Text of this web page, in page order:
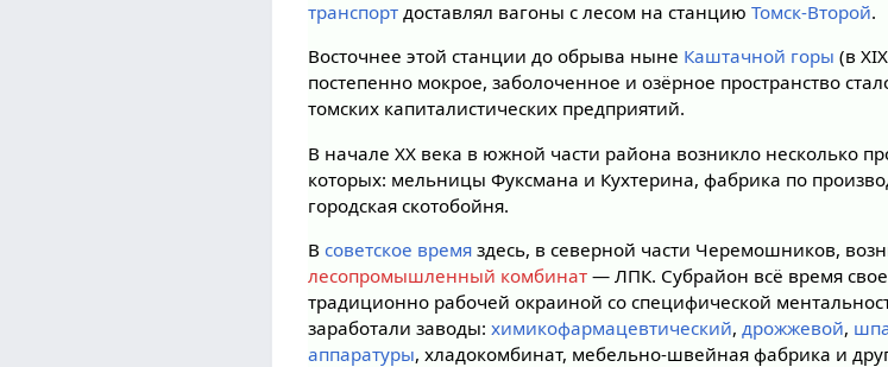
транспорт доставлял вагоны с лесом на станциюТомск-Второй.
Восточнее этой станции до обрыва ныне Каштачной горы (в
постепенно мокрое, заболоченное и озёрное пространство
томских капиталистических предприятий.
В начале XX века в южной части района возникло несколько
которых: мельницы Фуксмана и Кухтерина, фабрика по
городская скотобойня.
Всоветское время здесь, в северной части Черемошников,
лесопромышленный комбинат — ЛПК. Субрайон всё время
традиционно рабочей окраиной со специфической
заработали заводы:химикофармацевтический, дрожжевой,
аппаратуры, хладокомбинат, мебельно-швейная фабрика и